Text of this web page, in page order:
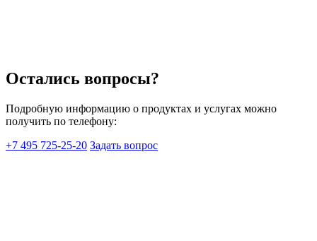
Остались вопросы?
Подробную информацию о продуктах и услугах можно
получить по телефону:
+7 495 725-25-20 Задать вопрос